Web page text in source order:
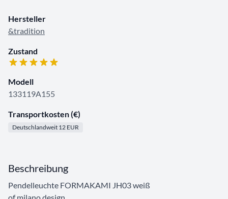
Hersteller
&tradition
Zustand
Modell
133119A155
Transportkosten (€)
Deutschlandweit 12 EUR
Beschreibung
Pendelleuchte FORMAKAMI JH03 weiß